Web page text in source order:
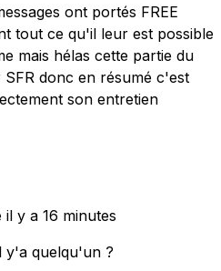
ont portés FREE
tout ce qu'il leur est possible
mais hélas cette partie du
donc en résumé c'est
son entretien
il y a 16 minutes
y'a quelqu'un ?